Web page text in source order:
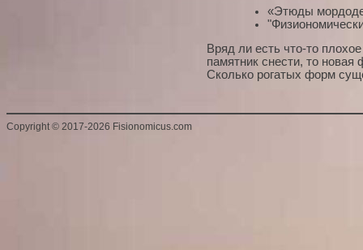
«Этюды
Вряд ли есть что-то
памятник снести, то
Сколько рогатых форм
Copyright © 2017-2026 Fisionomicus.com